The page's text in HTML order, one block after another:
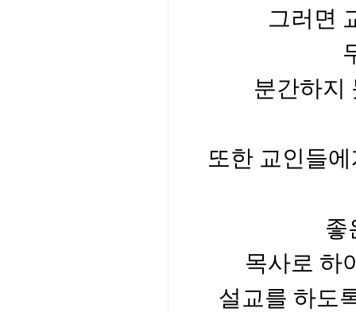
그러면
분간하지
또한 교인들
좋
목사로 하
설교를 하도